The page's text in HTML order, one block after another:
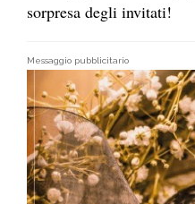
sorpresa degli invitati!
Messaggio pubblicitario